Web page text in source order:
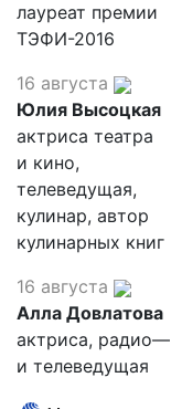
лауреат премии
ТЭФИ-2016
16 августа
Юлия Высоцкая
актриса театра
и кино,
телеведущая,
кулинар, автор
кулинарных книг
16 августа
Алла Довлатова
актриса, радио—
и телеведущая